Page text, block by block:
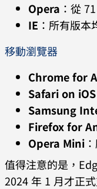
Opera ：從
IE ：所有版本
移動瀏覽器
Chrome for
Safari on iOS
Samsung
Firefox for
Opera Mini
值得注意的是，
2024 年 1 月才正